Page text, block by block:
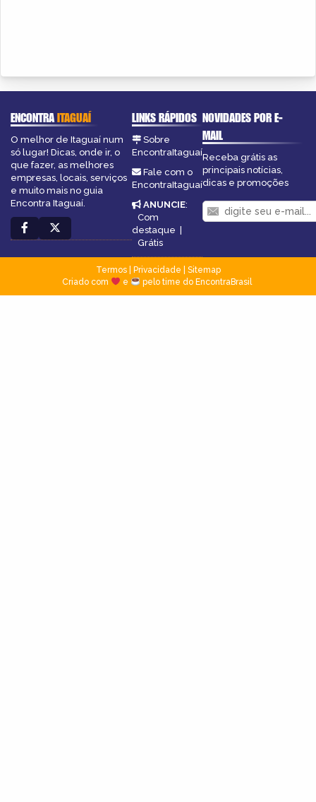
ENCONTRAITAGUAÍ
O melhor de Itaguaí num
só lugar! Dicas, onde ir, o
que fazer, as melhores
empresas, locais, serviços
e muito mais no guia
Encontra Itaguaí.
LINKS RÁPIDOS
Sobre
EncontraItaguaí
Fale com o
EncontraItaguaí
ANUNCIE:
Com
destaque |
Grátis
NOVIDADES POR E-
MAIL
Receba grátis as
principais notícias,
dicas e promoções
Termos| Privacidade
Sitemap
Criado com
e pelo time do EncontraBrasil